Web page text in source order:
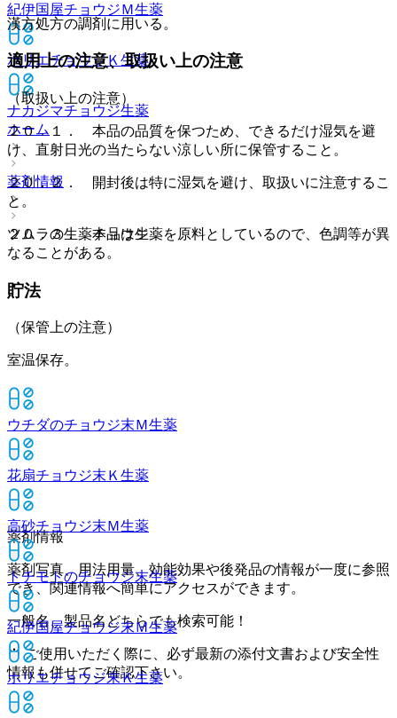
紀伊国屋チョウジＭ生薬
ホリエチョウジＫ 生薬
ナカジマチョウジ生薬
ホーム
薬剤情報
ツムラの生薬チョウジ
漢方処方の調剤に用いる。
適用上の注意、取扱い上の注意
（取扱い上の注意）
２０．１． 本品の品質を保つため、できるだけ湿気を避
け、直射日光の当たらない涼しい所に保管すること。
２０．２． 開封後は特に湿気を避け、取扱いに注意するこ
と。
２０．３． 本品は生薬を原料としているので、色調等が異
なることがある。
貯法
（保管上の注意）
室温保存。
ウチダのチョウジ末Ｍ生薬
花扇チョウジ末Ｋ 生薬
高砂チョウジ末Ｍ生薬
トチモトのチョウジ末生薬
紀伊国屋チョウジ末Ｍ生薬
ホリエチョウジ末Ｋ生薬
薬剤情報
薬剤写真、用法用量、効能効果や後発品の情報が一度に参照
でき、関連情報へ簡単にアクセスができます。
一般名、製品名どちらでも検索可能！
※ ご使用いただく際に、必ず最新の添付文書および安全性
情報も併せてご確認下さい。